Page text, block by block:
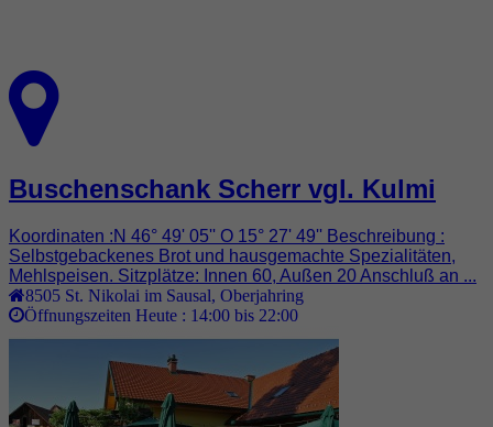
Buschenschank Scherr vgl. Kulmi
Koordinaten :N 46° 49' 05'' O 15° 27' 49'' Beschreibung :
Selbstgebackenes Brot und hausgemachte Spezialitäten,
Mehlspeisen. Sitzplätze: Innen 60, Außen 20 Anschluß an ...
8505 St. Nikolai im Sausal Oberjahring
Öffnungszeiten Heute : 14:00 bis 22:00